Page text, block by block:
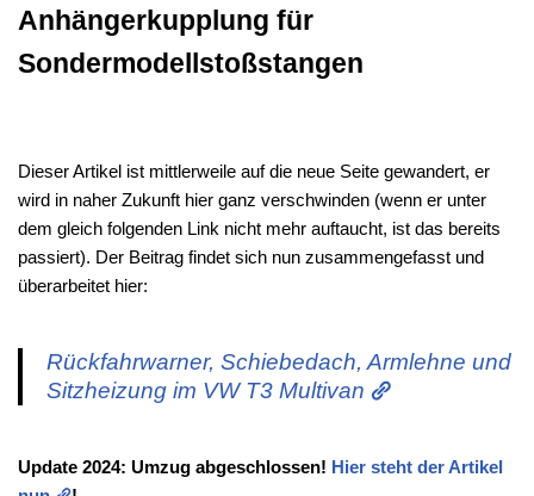
Anhängerkupplung für
Sondermodellstoßstangen
Dieser Artikel ist mittlerweile auf die neue Seite gewandert, er
wird in naher Zukunft hier ganz verschwinden (wenn er unter
dem gleich folgenden Link nicht mehr auftaucht, ist das bereits
passiert). Der Beitrag findet sich nun zusammengefasst und
überarbeitet hier:
Rückfahrwarner, Schiebedach, Armlehne und
Sitzheizung im VW T3 Multivan
Update 2024: Umzug abgeschlossen! Hier steht der Artikel